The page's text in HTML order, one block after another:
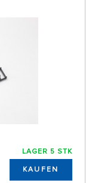
LAGER 5 STK
KAUFEN